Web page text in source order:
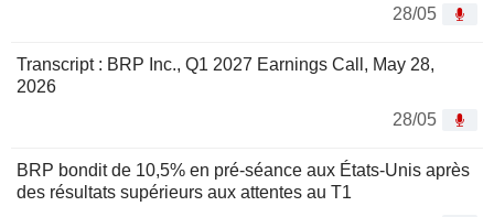
28/05
Transcript : BRP Inc., Q1 2027 Earnings Call, May 28,
2026
28/05
BRP bondit de 10,5% en pré-séance aux États-Unis après
des résultats supérieurs aux attentes au T1